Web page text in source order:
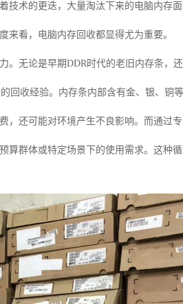
术的更迭，大量淘汰下来的电脑内存
来看，电脑内存回收都显得尤为重要。
。无论是早期DDR时代的老旧内存条，
回收经验。内存条内部含有金、银、铜
还可能对环境产生不良影响。而通过
算群体或特定场景下的使用需求。这种